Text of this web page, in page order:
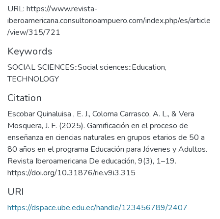
URL: https://www.revista-
iberoamericana.consultorioampuero.com/index.php/es/article
/view/315/721
Keywords
SOCIAL SCIENCES::Social sciences::Education,
TECHNOLOGY
Citation
Escobar Quinaluisa , E. J., Coloma Carrasco, A. L., & Vera
Mosquera, J. F. (2025). Gamificación en el proceso de
enseñanza en ciencias naturales en grupos etarios de 50 a
80 años en el programa Educación para Jóvenes y Adultos.
Revista Iberoamericana De educación, 9(3), 1–19.
https://doi.org/10.31876/rie.v9i3.315
URI
https://dspace.ube.edu.ec/handle/123456789/2407